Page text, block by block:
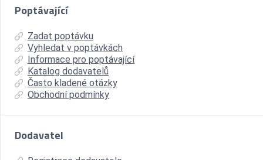
Poptávající
Zadat poptávku
Vyhledat v poptávkách
Informace pro poptávající
Katalog dodavatelů
Často kladené otázky
Obchodní podmínky
Dodavatel